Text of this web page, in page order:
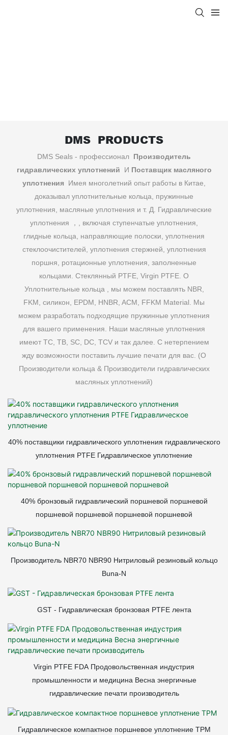
DMS PRODUCTS
DMS Seals - профессионал
Производитель
гидравлических уплотнений
И Поставщик масляного
уплотнения
Имея многолетний опыт работы в Китае,
доказывал уплотнительные кольца, пружинные
уплотнения, масляные уплотнения и т. Д. Гидравлические
уплотнения ，, включая ступенчатые уплотнения,
глидные кольца, направляющие полоски, уплотнения
стеклоочистителей, уплотнения стержней, уплотнения
поршня, ротационные уплотнения, заполненные
кольцами. Стеклянный PTFE, Virgin PTFE. О
Уплотнительные кольца
, мы можем поставлять NBR,
FKM, силикон, EPDM, HNBR, ACM, FFKM Material. Мы
можем разработать подходящие пружинные уплотнения
для вашего применения. Наши масляные уплотнения
имеют TC, TB, SC, DC, TCV и так далее. С нетерпением
жду возможности поставить лучшие печати для вас. (O
Производители кольца & Производители гидравлических
масляных уплотнений)
40% поставщики гидравлического уплотнения гидравлического
уплотнения PTFE Гидравлическое уплотнение
40% бронзовый гидравлический поршневой поршневой
поршневой поршневой поршневой поршневой
Производитель NBR70 NBR90 Нитриловый резиновый кольцо
Buna-N
GST - Гидравлическая бронзовая PTFE лента
Virgin PTFE FDA Продовольственная индустрия
промышленности и медицина Весна энергичные
гидравлические печати производитель
Гидравлическое компактное поршневое уплотнение TPM